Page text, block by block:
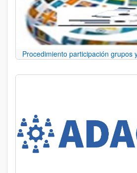
Procedimiento participación grupos